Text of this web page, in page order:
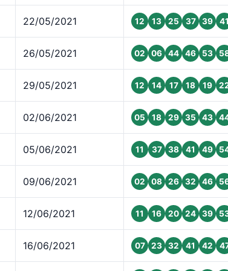
22/05/2021 12 13 25 37 39 41
26/05/2021 02 06 44 46 53
29/05/2021 12 14 17 18 19
02/06/2021 05 18 29 35 43
05/06/2021 11 37 38 41 49
09/06/2021 02 08 26 32 46
12/06/2021 11 16 20 24 39
16/06/2021 07 23 32 41 42